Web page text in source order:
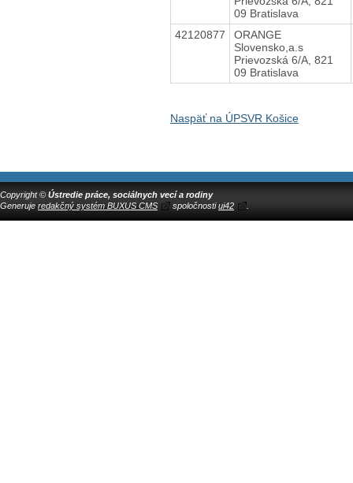
09 Bratislava
42120877
ORANGE
Slovensko,a.s
Prievozská 6/A, 821
09 Bratislava
Naspäť na ÚPSVR Košice
Copyright © Ústredie práce, sociálnych vecí a rodiny
Generuje redakčný systém BUXUS CMS spoločnostiui42